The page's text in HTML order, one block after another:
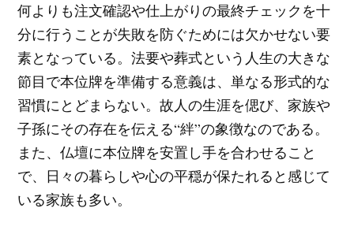
何よりも注文確認や仕上がりの最終チェックを十
分に行うことが失敗を防ぐためには欠かせない要
素となっている。法要や葬式という人生の大きな
節目で本位牌を準備する意義は、単なる形式的な
習慣にとどまらない。故人の生涯を偲び、家族や
子孫にその存在を伝える“絆”の象徴なのである。
また、仏壇に本位牌を安置し手を合わせること
で、日々の暮らしや心の平穏が保たれると感じて
いる家族も多い。